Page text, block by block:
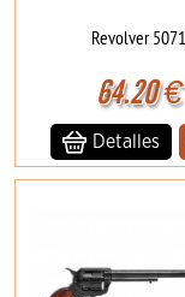
Revolver 5071
64.20€
Detalles